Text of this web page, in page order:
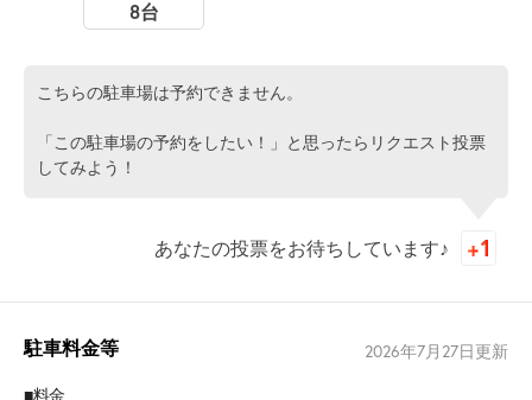
8台
こちらの駐車場は予約できません。
「この駐車場の予約をしたい！」と思ったらリクエスト投票
してみよう！
あなたの投票をお待ちしています♪
駐車料金等 2026年7月27日更新
■料金